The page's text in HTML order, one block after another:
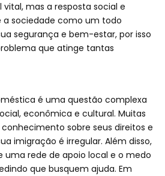
mas a resposta social e
a sociedade como um todo
segurança e bem-estar, por isso
que atinge tantas
é uma questão complexa
econômica e cultural. Muitas
sobre seus direitos e
imigração é irregular. Além disso,
uma rede de apoio local e o medo
que busquem ajuda. Em